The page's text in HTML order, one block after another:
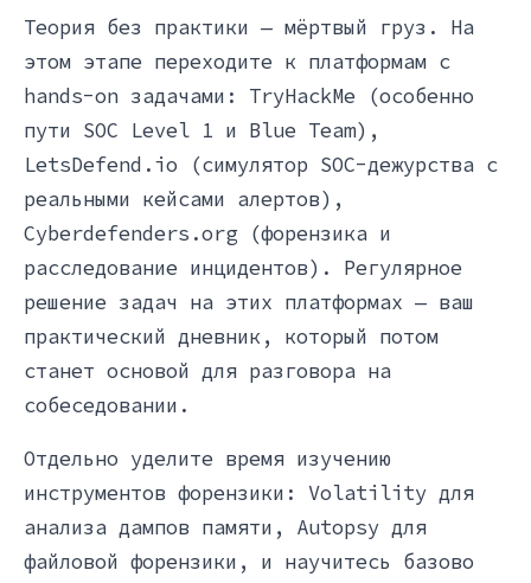
Теория без практики — мёртвый груз. На
этом этапе переходите к платформам с
hands-on задачами: TryHackMe (особенно
пути SOC Level 1 и Blue Team),
LetsDefend.io (симулятор SOC-дежурства с
реальными кейсами алертов),
Cyberdefenders.org (форензика и
расследование инцидентов). Регулярное
решение задач на этих платформах — ваш
практический дневник, который потом
станет основой для разговора на
собеседовании.
Отдельно уделите время изучению
инструментов форензики: Volatility для
анализа дампов памяти, Autopsy для
файловой форензики, и научитесь базово